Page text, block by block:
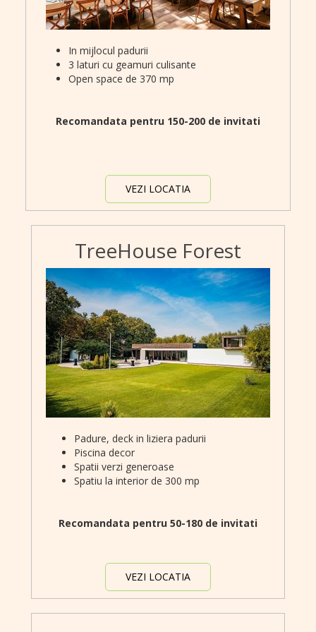
In mijlocul padurii
3 laturi cu geamuri culisante
Open space de 370 mp
Recomandata pentru 150-200 de invitati
VEZI LOCATIA
TreeHouse Forest
Padure, deck in liziera padurii
Piscina decor
Spatii verzi generoase
Spatiu la interior de 300 mp
Recomandata pentru 50-180 de invitati
VEZI LOCATIA